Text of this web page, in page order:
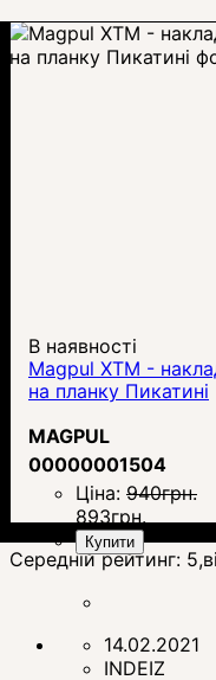
В наявності
Magpul XTM -
на планку Пикатині
MAGPUL
00000001504
Ціна: 940грн.
893грн.
Купити
Середній рейтинг: 5
14.02.2021
INDEIZ